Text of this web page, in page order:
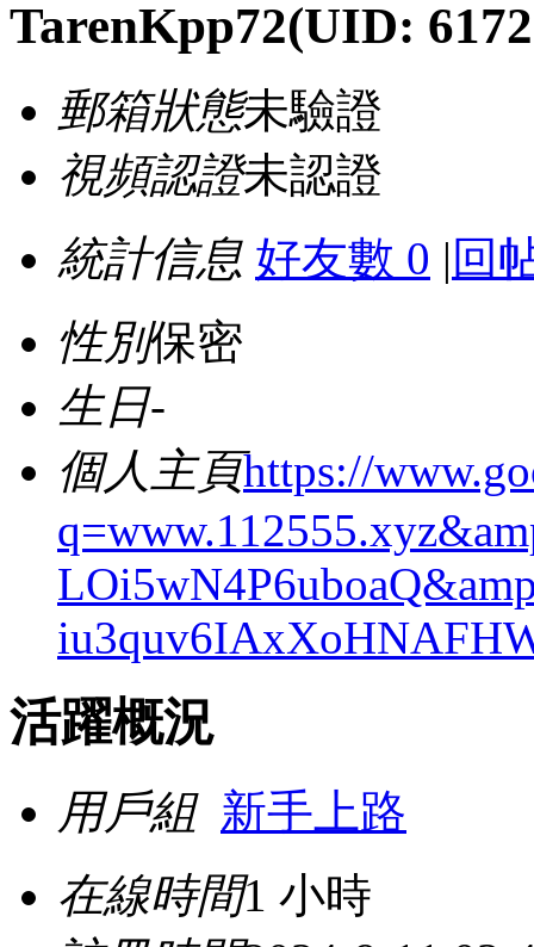
TarenKpp72(UID:
郵箱狀態未驗證
視頻認證未認證
統計信息 好友數 0 | 回
性別保密
生日-
個人主頁https://
活躍概況
用戶組 新手上路
在線時間1 小時